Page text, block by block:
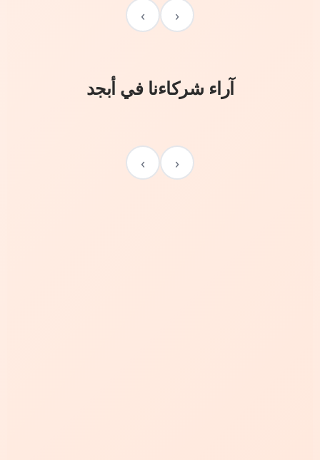
‹
›
آراء شركاءنا في أبجد
‹
›